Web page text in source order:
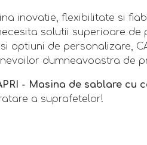
inovatie, flexibilitate si
solutii superioare de
optiuni de personalizare,
dumneavoastra de
- Masina de sablare cu
a suprafetelor!